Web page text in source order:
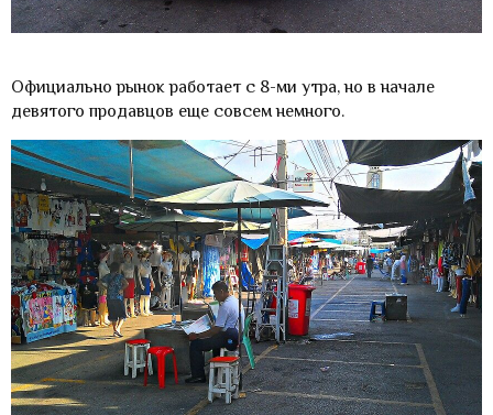
Официально рынок работает с 8-ми утра, но в начале
девятого продавцов еще совсем немного.